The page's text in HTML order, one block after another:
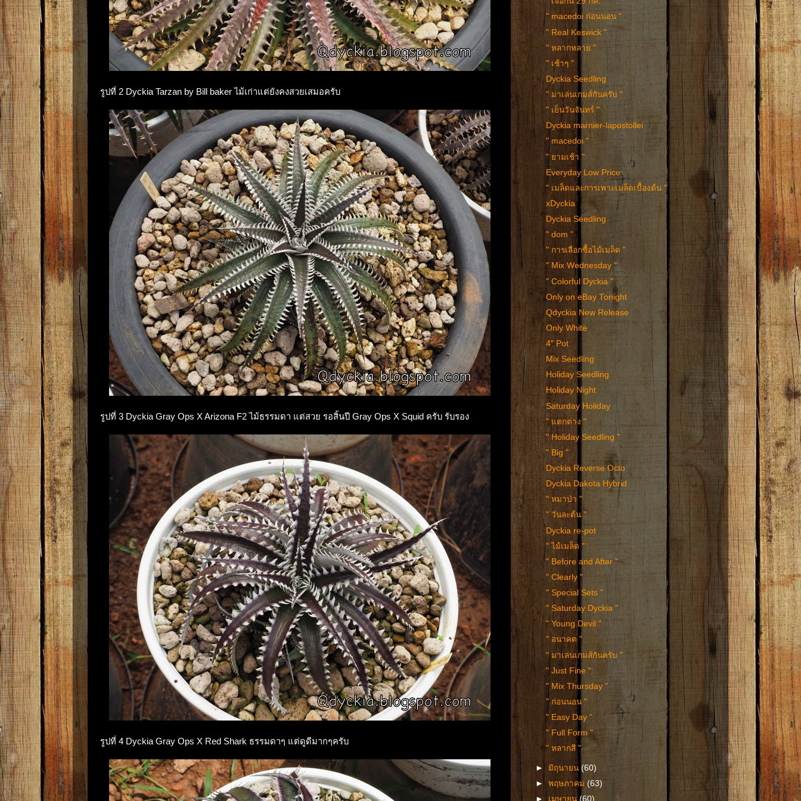
รูปที่ 2 Dyckia Tarzan by Bill baker ไม้เก่าแต่ยังคงสวยเสมอครับ
รูปที่ 3 Dyckia Gray Ops X Arizona F2 ไม้ธรรมดา แต่สวย รอสิ้นปี Gray Ops X Squid ครับ รับรอง
รูปที่ 4 Dyckia Gray Ops X Red Shark ธรรมดาๆ แต่ดูดีมากๆครับ
" macedoi ก่อนนอน "
" Real Keswick "
" หลากหลาย "
" เช้าๆ "
Dyckia Seedling
" มาเล่นเกมส์กันครับ "
" เย็นวันจันทร์ "
Dyckia marnier-lapostollei
" macedoi "
" ยามเช้า "
Everyday Low Price
" เมล็ดและการเพาะเมล็ดเบื้องต้น "
xDyckia
Dyckia Seedling
" dom "
" การเลือกซื้อไม้เมล็ด "
" Mix Wednesday "
" Colorful Dyckia "
Only on eBay Tonight
Qdyckia New Release
Only White
4" Pot
Mix Seedling
Holiday Seedling
Holiday Night
Saturday Holiday
" แตกต่าง "
" Holiday Seedling "
" Big "
Dyckia Reverse Octo
Dyckia Dakota Hybrid
" หมาป่า "
" วันละต้น "
Dyckia re-pot
" ไม้เมล็ด "
" Before and After "
" Clearly "
" Special Sets "
" Saturday Dyckia "
" Young Devil "
" อนาคต "
" มาเล่นเกมส์กันครับ "
" Just Fine "
" Mix Thursday "
" ก่อนนอน "
" Easy Day "
" Full Form "
" หลากสี "
►มิถุนายน(60)
►พฤษภาคม(63)
► เมษายน(60)